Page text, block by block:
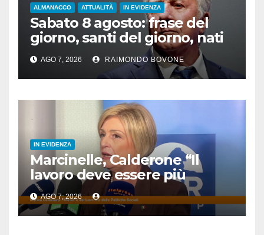
ALMANACCO ATTUALITÀ IN EVIDENZA
Sabato 8 agosto: frase del
giorno, santi del giorno, nati
famosi, accadde oggi
AGO 7, 2026 RAIMONDO BOVONE
IN EVIDENZA
Marcinelle, Calderone “Il
lavoro deve essere più
sicuro”
AGO 7, 2026